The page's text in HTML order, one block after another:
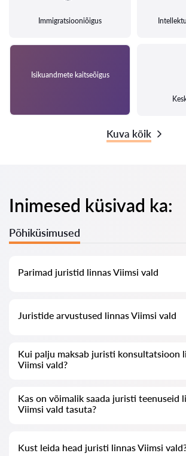
Immigratsiooniõigus
Isikuandmete kaitseõigus
Kuva kõik
Inimesed küsivad ka:
Põhiküsimused
Parimad juristid linnas Viimsi vald
Viimsi vald koos täieliku infoga: hinnad, arvustused,
Juristide arvustused linnas Viimsi vald
me ei kustuta negatiivseid arvustusi ega võimalda
manipuleerimist.
Kui palju maksab juristi konsultatsioon
Viimsi vald?
võib olla kõrgem (hind sõltub küsimuse
vastuse vormist).
Kas on võimalik saada juristi teenuseid
Viimsi vald tasuta?
proovige see esitada. Kui küsimus ei ole keeruline
Kust leida head juristi linnas Viimsi